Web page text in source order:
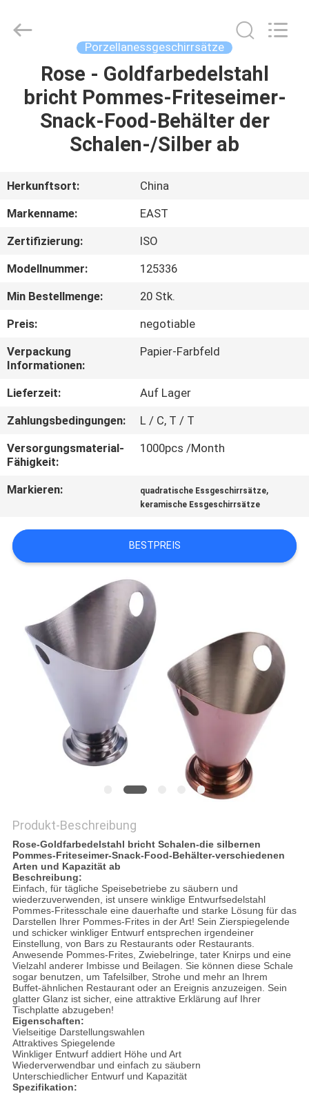
HAUS
PRODUKTE
ÜBER
FABRIK-
AUSFLUG
QUALITÄTSKONTROLLE
TRETEN
MIT
UNS
NACHRICHTEN
SITEMAP
PRIVACY
POLICY
equipments
limited.
Porzellanessgeschirrsätze
Rose - Goldfarbedelstahl
bricht Pommes-Friteseimer-
Snack-Food-Behälter der
Schalen-/Silber ab
Herkunftsort:
China
Markenname:
EAST
Zertifizierung:
ISO
Modellnummer:
125336
Min Bestellmenge:
20 Stk.
Preis:
negotiable
Verpackung
Informationen:
Papier-Farbfeld
Lieferzeit:
Auf Lager
Zahlungsbedingungen:
L / C, T / T
Versorgungsmaterial-
Fähigkeit:
1000pcs /Month
Markieren: quadratische Essgeschirrsätze,
keramische Essgeschirrsätze
BESTPREIS
Produkt-Beschreibung
Rose-Goldfarbedelstahl bricht Schalen-die silbernen
Pommes-Friteseimer-Snack-Food-Behälter-verschiedenen
Arten und Kapazität ab
Beschreibung:
Einfach, für tägliche Speisebetriebe zu säubern und
wiederzuverwenden, ist unsere winklige Entwurfsedelstahl
Pommes-Fritesschale eine dauerhafte und starke Lösung für das
Darstellen Ihrer Pommes-Frites in der Art! Sein Zierspiegelende
und schicker winkliger Entwurf entsprechen irgendeiner
Einstellung, von Bars zu Restaurants oder Restaurants.
Anwesende Pommes-Frites, Zwiebelringe, tater Knirps und eine
Vielzahl anderer Imbisse und Beilagen. Sie können diese Schale
sogar benutzen, um Tafelsilber, Strohe und mehr an Ihrem
Buffet-ähnlichen Restaurant oder an Ereignis anzuzeigen. Sein
glatter Glanz ist sicher, eine attraktive Erklärung auf Ihrer
Tischplatte abzugeben!
Eigenschaften:
Vielseitige Darstellungswahlen
Attraktives Spiegelende
Winkliger Entwurf addiert Höhe und Art
Wiederverwendbar und einfach zu säubern
Unterschiedlicher Entwurf und Kapazität
Spezifikation: